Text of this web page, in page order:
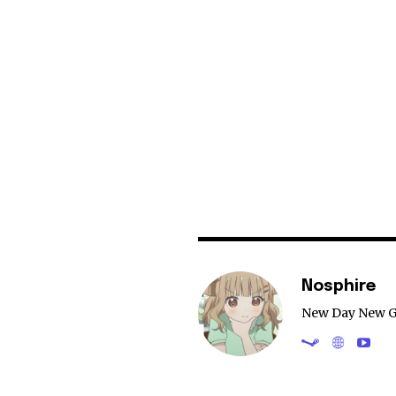
Nosphire
New Day New